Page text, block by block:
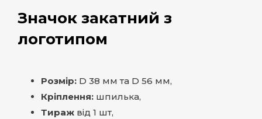
Значок закатний з
логотипом
Розмір: D 38 мм та D 56 мм,
Кріплення: шпилька,
Тираж від 1 шт,